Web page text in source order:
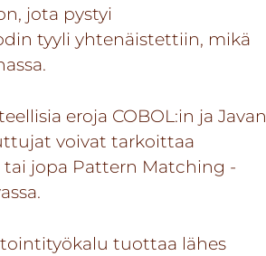
jota pystyi
tyyli yhtenäistettiin, mikä
eroja COBOL:in ja Javan
voivat tarkoittaa
tai jopa Pattern Matching -
tuottaa lähes